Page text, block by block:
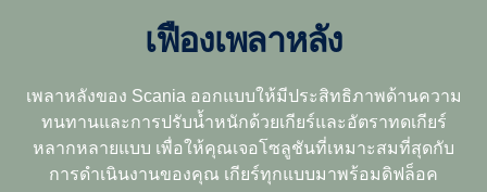
12 สปีด
ชุดเกียร์นี้ผลิตขึ้นเพื่อแก้ปัญหาการทำงานในพื้นที่ที่ทำงาน
ได้ยาก ดังนั้นจึงเป็นตัวเลือกที่ดีที่สุดสำหรับรถขนส่งสินค้า
สองตอน เนื่องจากมีอัตราทดเกียร์ที่ใกล้เคียงกัน น้ำหนักเบา
ขับขี่ง่าย และคุ้มค่าต่อการใช้งาน
ระบบเกียร์ออพติครูส G33CM ใหม่ของ Scania ซึ่งใช้ได้กับ
เปลี่ยนเกียร์ที่ดีกว่าเดิมและมีความรวดเร็วพร้อมกับมีอัตรา
การสิ้นเปลืองเชื้อเพลิงที่ดียิ่งขึ้นและให้ความสะดวกสบายที่
เฟืองเพลาหลัง
เพลาหลังของ Scania ออกแบบให้มีประสิทธิภาพด้านความ
ทนทานและการปรับน้ำหนักด้วยเกียร์และอัตราทดเกียร์
หลากหลายแบบ เพื่อให้คุณเจอโซลูชันที่เหมาะสมที่สุดกับ
การดำเนินงานของคุณ เกียร์ทุกแบบมาพร้อมดิฟล็อค